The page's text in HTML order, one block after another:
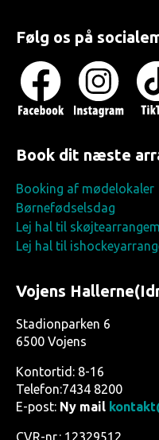
Følg os på
Book dit næste
Booking af mødelokaler
Børnefødselsdag
Lej hal til
Lej hal til
Vojens
Stadionparken 6
6500 Vojens
Kontortid: 8-16
Telefon:7434 8200
E-post: Ny mail
CVR-nr.: 12329512